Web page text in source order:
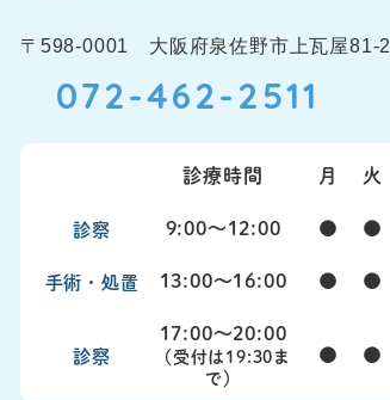
〒598-0001 大阪府泉佐野市上瓦屋81-2
072-462-2511
診療時間 月 火
診察 9:00〜12:00 ● ●
手術・処置 13:00〜16:00 ● ●
診察
17:00〜20:00
（受付は19:30ま
で）
● ●